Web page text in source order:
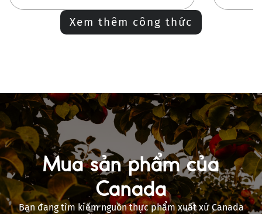
Xem thêm công thức
Mua sản phẩm của
Canada
Bạn đang tìm kiếm nguồn thực phẩm xuất xứ Canada